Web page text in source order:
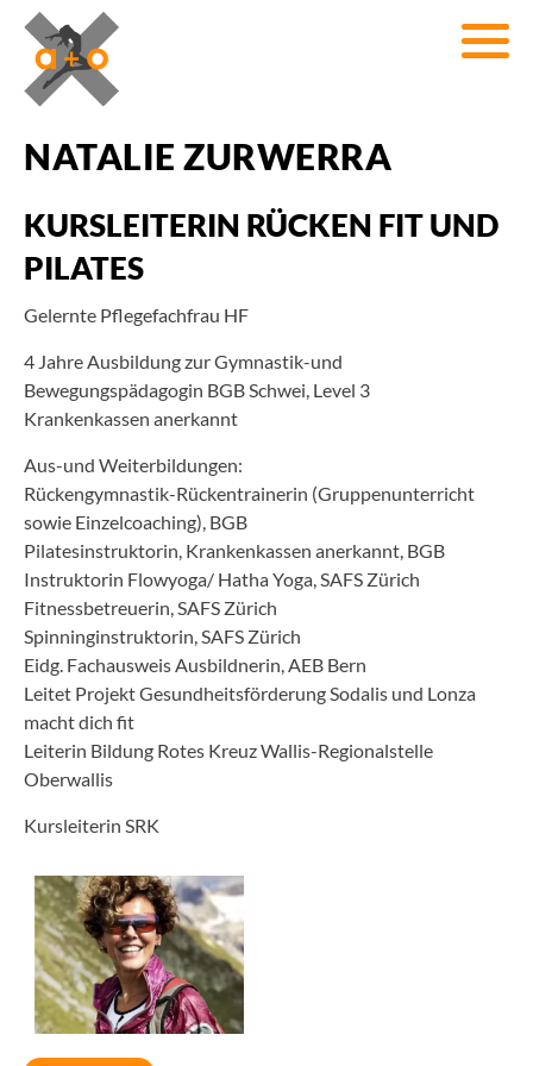
NATALIE ZURWERRA
KURSLEITERIN RÜCKEN FIT UND
PILATES
Gelernte Pflegefachfrau HF
4 Jahre Ausbildung zur Gymnastik-und
Bewegungspädagogin BGB Schwei, Level 3
Krankenkassen anerkannt
Aus-und Weiterbildungen:
Rückengymnastik-Rückentrainerin (Gruppenunterricht
sowie Einzelcoaching), BGB
Pilatesinstruktorin, Krankenkassen anerkannt, BGB
Instruktorin Flowyoga/ Hatha Yoga, SAFS Zürich
Fitnessbetreuerin, SAFS Zürich
Spinninginstruktorin, SAFS Zürich
Eidg. Fachausweis Ausbildnerin, AEB Bern
Leitet Projekt Gesundheitsförderung Sodalis und Lonza
macht dich fit
Leiterin Bildung Rotes Kreuz Wallis-Regionalstelle
Oberwallis
Kursleiterin SRK